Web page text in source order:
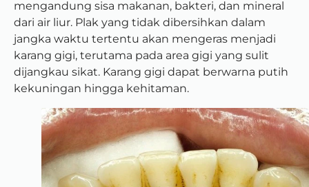
mengandung sisa makanan, bakteri, dan mineral
dari air liur. Plak yang tidak dibersihkan dalam
jangka waktu tertentu akan mengeras menjadi
karang gigi, terutama pada area gigi yang sulit
dijangkau sikat. Karang gigi dapat berwarna putih
kekuningan hingga kehitaman.